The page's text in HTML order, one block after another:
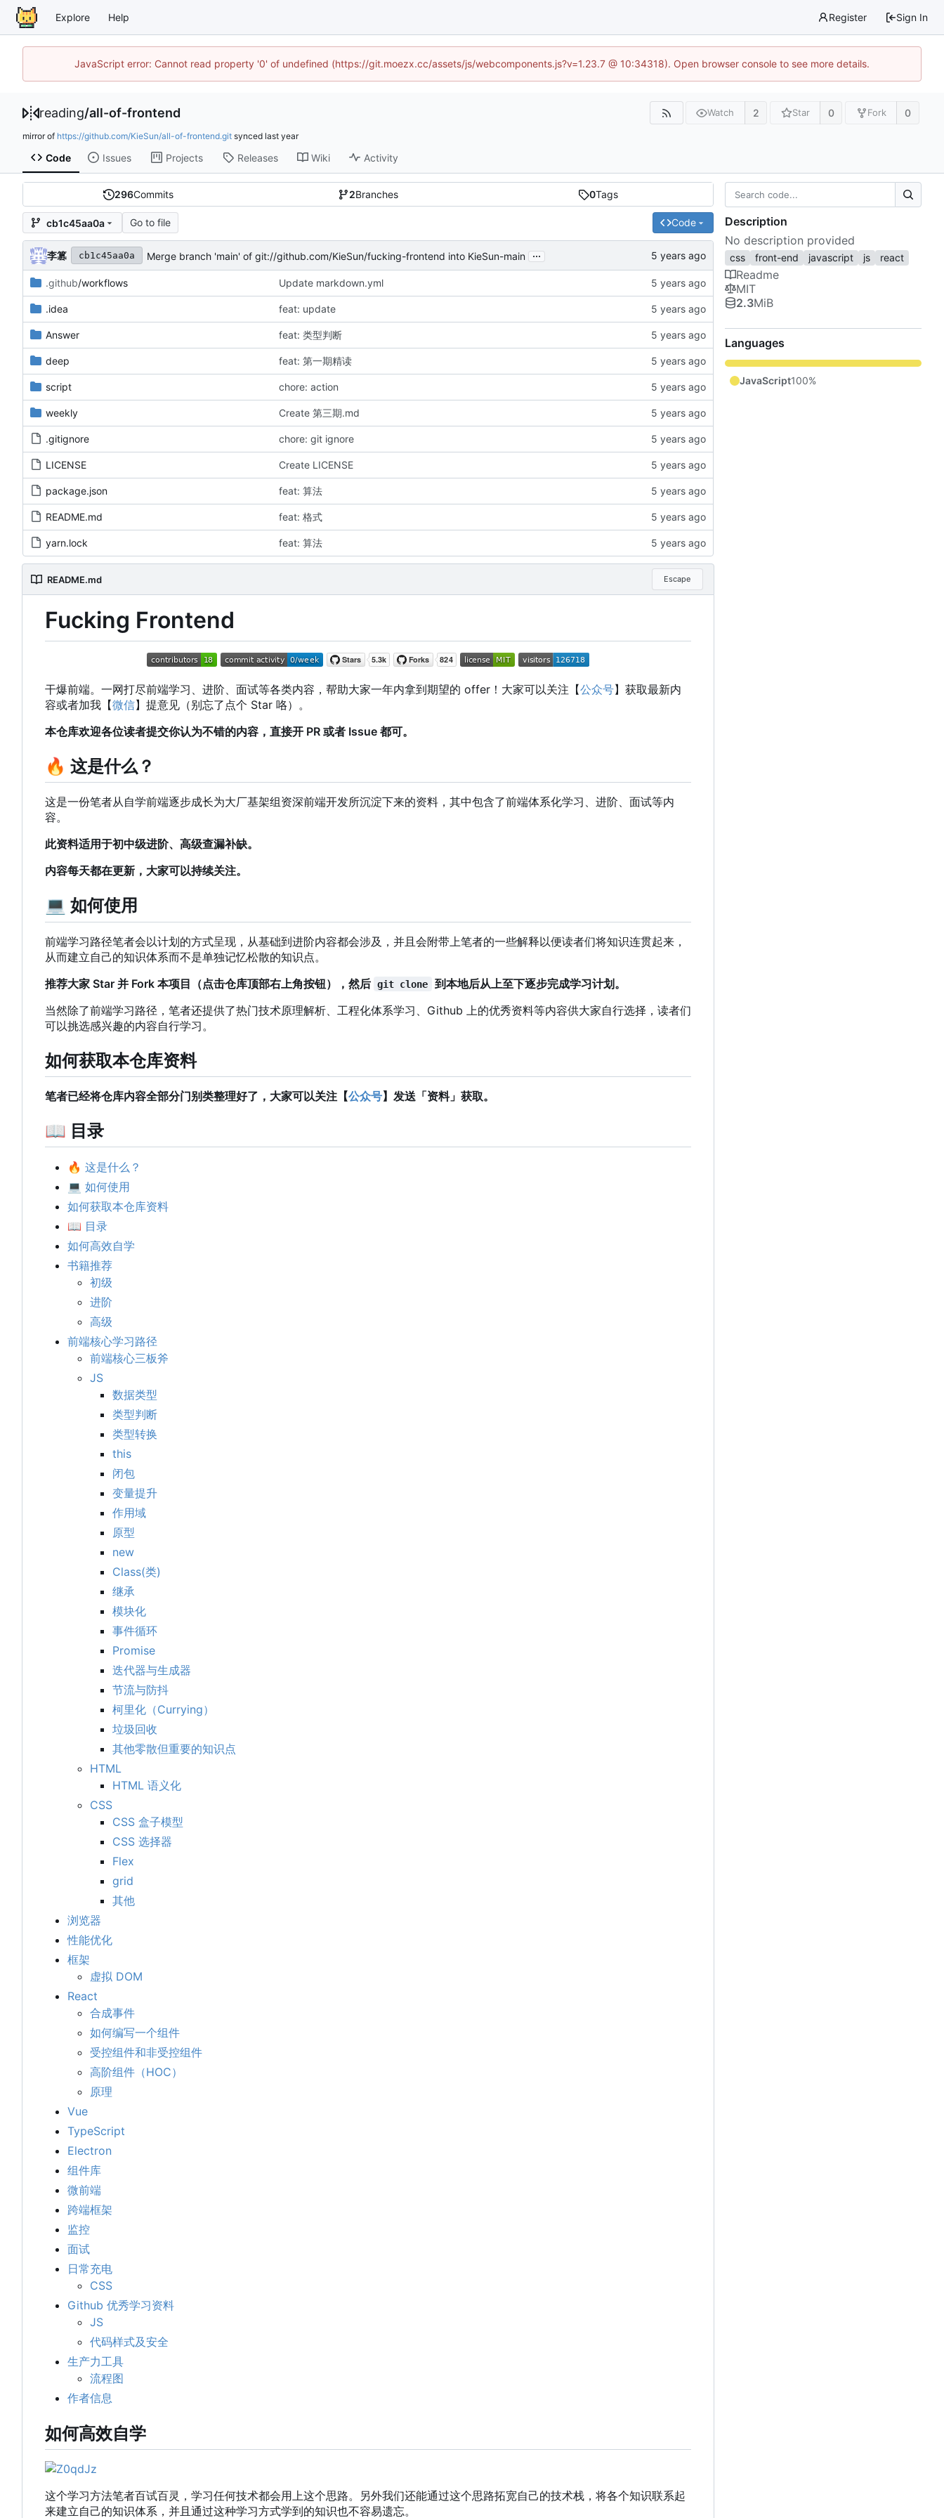
Explore Help Register Sign In
JavaScript error: Cannot read property '0' of undefined (https://git.moezx.cc/assets/js/webcomponents.js?v=1.23.7 @ 10:34318). Open browser console to see more details.
reading/all-of-frontend Watch 2 Star 0 Fork 0
mirror of https://github.com/KieSun/all-of-frontend.git synced
Code Issues Projects Releases Wiki Activity
296Commits 2Branches 0Tags
cb1c45aa0a Go to file Code
李篡 cb1c45aa0a Merge branch 'main' of git://github.com/KieSun/fucking-frontend into KieSun-main ...
.github/workflows Update markdown.yml
.idea feat: update
Answer feat: 类型判断
deep feat: 第一期精读
script chore: action
weekly Create 第三期.md
.gitignore chore: git ignore
LICENSE Create LICENSE
package.json feat: 算法
README.md feat: 格式
yarn.lock feat: 算法
README.md Escape
Fucking Frontend
干爆前端。一网打尽前端学习、进阶、面试等各类内容，帮助大家一年内拿到期望的 offer ！ 大家可以关注【公众号】获取最新内
容或者加我【微信】提意见（别忘了点个 Star 咯）。
本仓库欢迎各位读者提交你认为不错的内容，直接开 PR 或者 Issue 都可。
🔥 这是什么？
这是一份笔者从自学前端逐步成长为大厂基架组资深前端开发所沉淀下来的资料，其中包含了前端体系化学习、进阶、面试等内
容。
此资料适用于初中级进阶、高级查漏补缺。
内容每天都在更新，大家可以持续关注。
💻 如何使用
前端学习路径笔者会以计划的方式呈现，从基础到进阶内容都会涉及，并且会附带上笔者的一些解释以便读者们将知识连贯起来，
从而建立自己的知识体系而不是单独记忆松散的知识点。
推荐大家 Star 并 Fork 本项目（点击仓库顶部右上角按钮），然后 git clone
到本地后从上至下逐步完成学习计划。
当然除了前端学习路径 ， 笔者还提供了热门技术原理解析、工程化体系学习、Github 上的优秀资料等内容供大家自行选择，读者们
可以挑选感兴趣的内容自行学习。
如何获取本仓库资料
笔者已经将仓库内容全部分门别类整理好了，大家可以关注【公众号】发送「资料」获取。
📖 目录
🔥 这是什么？
💻 如何使用
如何获取本仓库资料
📖 目录
如何高效自学
书籍推荐
初级
进阶
高级
前端核心学习路径
前端核心三板斧
JS
数据类型
类型判断
类型转换
this
闭包
变量提升
作用域
原型
new
Class(类)
继承
模块化
事件循环
Promise
迭代器与生成器
节流与防抖
柯里化 （Currying）
垃圾回收
其他零散但重要的知识点
HTML
HTML 语义化
CSS
CSS 盒子模型
CSS 选择器
Flex
grid
其他
浏览器
性能优化
框架
虚拟 DOM
React
合成事件
如何编写一个组件
受控组件和非受控组件
高阶组件 （HOC）
原理
Vue
TypeScript
Electron
组件库
微前端
跨端框架
监控
面试
日常充电
CSS
Github 优秀学习资料
JS
代码样式及安全
生产力工具
流程图
作者信息
如何高效自学
这个学习方法笔者百试百灵，学习任何技术都会用上这个思路。另外我们还能通过这个思路拓宽自己的技术栈，将各个知识联系起
来建立自己的知识体系，并且通过这种学习方式学到的知识也不容易遗忘。
Description
No description provided
css front-end javascript js react
Readme
MIT
2.3MiB
Languages
JavaScript100%